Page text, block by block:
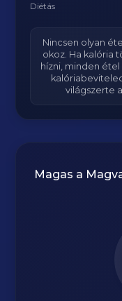
Diétás
Nincsen olyan
okoz. Ha kalória
hízni, minden
világszerte
Magas a